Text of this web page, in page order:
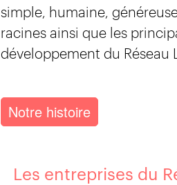
simple, humaine,
racines ainsi que les
développement du Réseau
Notre histoire
Les entreprises du